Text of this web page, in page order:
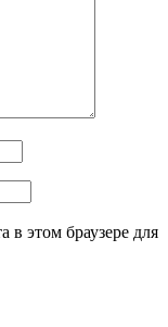
в этом браузере для